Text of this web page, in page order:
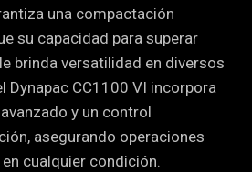
una compactación
su capacidad para superar
brinda versatilidad en diversos
Dynapac CC1100 VI incorpora
y un control
asegurando operaciones
cualquier condición.